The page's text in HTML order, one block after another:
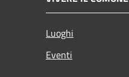
Luoghi
Eventi